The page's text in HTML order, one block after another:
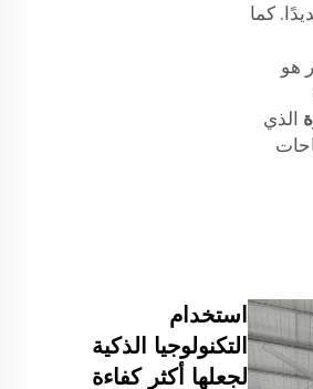
كما
هو
الذي
استخدام
التكنولوجيا الذكية
لجعلها أكثر كفاءة